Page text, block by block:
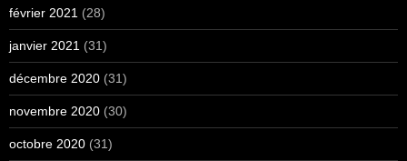
février 2021 (28)
janvier 2021 (31)
décembre 2020 (31)
novembre 2020 (30)
octobre 2020 (31)